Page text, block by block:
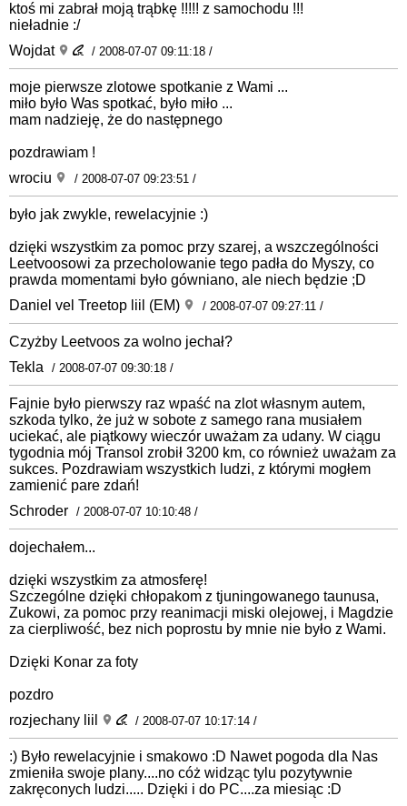
ktoś mi zabrał moją trąbkę !!!!! z samochodu !!!
nieładnie :/
Wojdat
/ 2008-07-07 09:11:18 /
moje pierwsze zlotowe spotkanie z Wami ...
miło było Was spotkać, było miło ...
mam nadzieję, że do następnego
pozdrawiam !
wrociu
/ 2008-07-07 09:23:51 /
było jak zwykle, rewelacyjnie :)
dzięki wszystkim za pomoc przy szarej, a wszczególności
Leetvoosowi za przecholowanie tego padła do Myszy, co
prawda momentami było gówniano, ale niech będzie ;D
Daniel vel Treetop liil (EM)
/ 2008-07-07 09:27:11 /
Czyżby Leetvoos za wolno jechał?
Tekla
/ 2008-07-07 09:30:18 /
Fajnie było pierwszy raz wpaść na zlot własnym autem,
szkoda tylko, że już w sobote z samego rana musiałem
uciekać, ale piątkowy wieczór uważam za udany. W ciągu
tygodnia mój Transol zrobił 3200 km, co również uważam za
sukces. Pozdrawiam wszystkich ludzi, z którymi mogłem
zamienić pare zdań!
Schroder / 2008-07-07 10:10:48 /
dojechałem...
dzięki wszystkim za atmosferę!
Szczególne dzięki chłopakom z tjuningowanego taunusa,
Zukowi, za pomoc przy reanimacji miski olejowej, i Magdzie
za cierpliwość, bez nich poprostu by mnie nie było z Wami.
Dzięki Konar za foty
pozdro
rozjechany liil
/ 2008-07-07 10:17:14 /
:) Było rewelacyjnie i smakowo :D Nawet pogoda dla Nas
zmieniła swoje plany....no cóż widząc tylu pozytywnie
zakręconych ludzi..... Dzięki i do PC....za miesiąc :D